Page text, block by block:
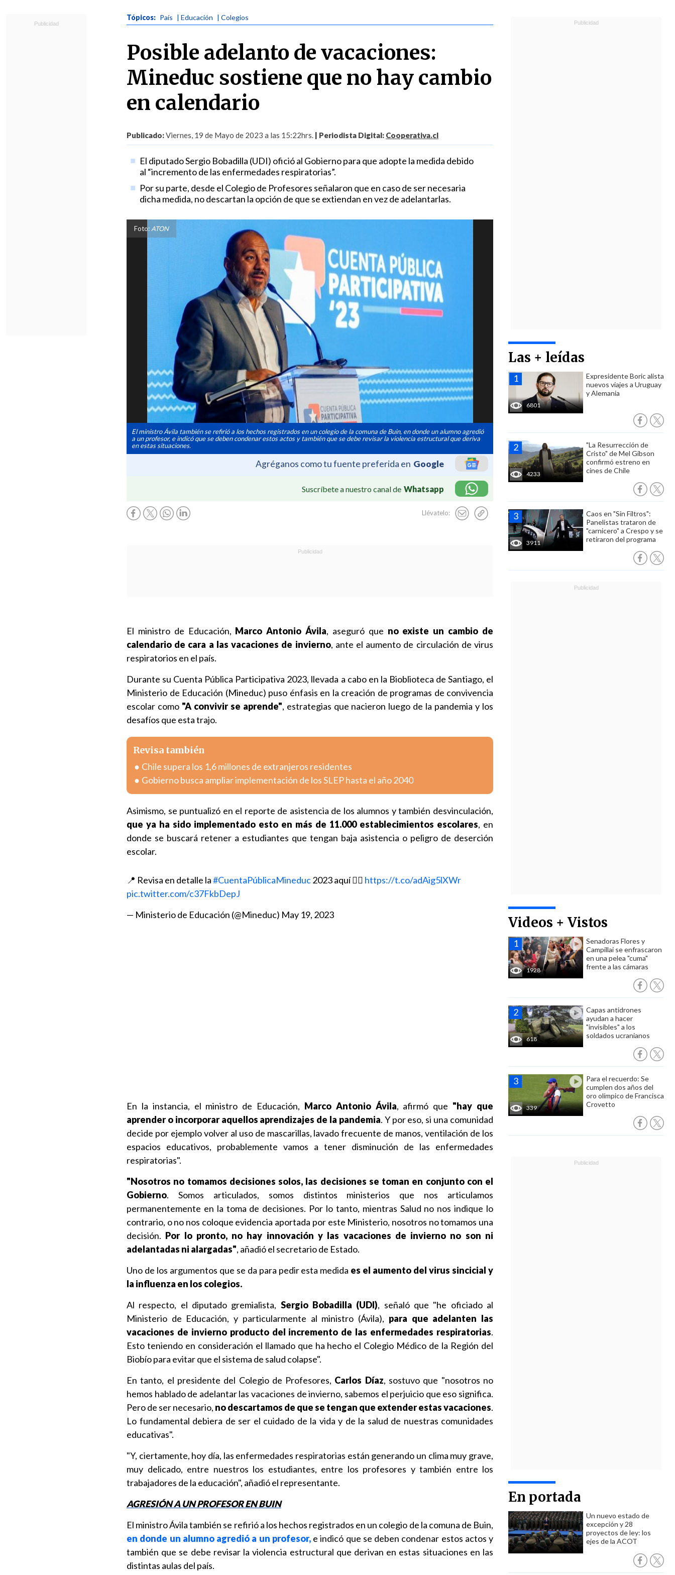
Tópicos: País | Educación | Colegios
Posible adelanto de vacaciones:
Mineduc sostiene que no hay cambio
en calendario
Publicado:Viernes, 19 de Mayo de 2023 a las 15:22hrs. | Periodista Digital: Cooperativa.cl
El diputado Sergio Bobadilla (UDI) ofició al Gobierno para que adopte la medida debido
al “incremento de las enfermedades respiratorias”.
Por su parte, desde el Colegio de Profesores señalaron que en caso de ser necesaria
dicha medida, no descartan la opción de que se extiendan en vez de adelantarlas.
Foto: ATON
El ministro Ávila también se refirió a los hechos registrados en un colegio de la comuna de Buin, en donde un alumno agredió
a un profesor, e indicó que se deben condenar estos actos y también que se debe revisar la violencia estructural que deriva
en estas situaciones.
Agréganos como tu fuente preferida en Google
Suscríbete a nuestro canal de Whatsapp
Llévatelo:
Las + leídas
6801
Expresidente Boric alista
nuevos viajes a Uruguay
y Alemania
4233
"La Resurrección de
Cristo" de Mel Gibson
confirmó estreno en
cines de Chile
3911
Caos en "Sin Filtros":
Panelistas trataron de
"carnicero" a Crespo y se
retiraron del programa
Videos + Vistos
1928
Senadoras Flores y
Campillai se enfrascaron
en una pelea "cuma"
frente a las cámaras
618
Capas antidrones
ayudan a hacer
"invisibles" a los
soldados ucranianos
339
Para el recuerdo: Se
cumplen dos años del
oro olímpico de Francisca
Crovetto
En portada
Un nuevo estado de
excepción y 28
proyectos de ley: los
ejes de la ACOT
El ministro de Educación, Marco Antonio Ávila, aseguró que no existe un cambio de
calendario de cara a las vacaciones de invierno, ante el aumento de circulación de virus
respiratorios en el país.
Durante su Cuenta Pública Participativa 2023, llevada a cabo en la Bioblioteca de Santiago, el
Ministerio de Educación (Mineduc) puso énfasis en la creación de programas de convivencia
escolar como "A convivir se aprende", estrategias que nacieron luego de la pandemia y los
desafíos que esta trajo.
Revisa también
Chile supera los 1,6 millones de extranjeros residentes
Gobierno busca ampliar implementación de los SLEP hasta el año 2040
Asimismo, se puntualizó en el reporte de asistencia de los alumnos y también desvinculación,
que ya ha sido implementado esto en más de 11.000 establecimientos escolares, en
donde se buscará retener a estudiantes que tengan baja asistencia o peligro de deserción
escolar.
📍 Revisa en detalle la#CuentaPúblicaMineduc2023 aquí 👉🏼 https://t.co/adAig5lXWr
pic.twitter.com/c37FkbDepJ
— Ministerio de Educación (@Mineduc) May 19, 2023
En la instancia, el ministro de Educación, Marco Antonio Ávila, afirmó que "hay que
aprender o incorporar aquellos aprendizajes de la pandemia. Y por eso, si una comunidad
decide por ejemplo volver al uso de mascarillas, lavado frecuente de manos, ventilación de los
espacios educativos, probablemente vamos a tener disminución de las enfermedades
respiratorias".
"Nosotros no tomamos decisiones solos, las decisiones se toman en conjunto con el
Gobierno. Somos articulados, somos distintos ministerios que nos articulamos
permanentemente en la toma de decisiones. Por lo tanto, mientras Salud no nos indique lo
contrario, o no nos coloque evidencia aportada por este Ministerio, nosotros no tomamos una
decisión. Por lo pronto, no hay innovación y las vacaciones de invierno no son ni
adelantadas ni alargadas", añadió el secretario de Estado.
Uno de los argumentos que se da para pedir esta medida es el aumento del virus sincicial y
la influenza en los colegios.
Al respecto, el diputado gremialista, Sergio Bobadilla (UDI), señaló que "he oficiado al
Ministerio de Educación, y particularmente al ministro (Ávila), para que adelanten las
vacaciones de invierno producto del incremento de las enfermedades respiratorias.
Esto teniendo en consideración el llamado que ha hecho el Colegio Médico de la Región del
Biobío para evitar que el sistema de salud colapse".
En tanto, el presidente del Colegio de Profesores, Carlos Díaz, sostuvo que "nosotros no
hemos hablado de adelantar las vacaciones de invierno, sabemos el perjuicio que eso significa.
Pero de ser necesario, no descartamos de que se tengan que extender estas vacaciones.
Lo fundamental debiera de ser el cuidado de la vida y de la salud de nuestras comunidades
educativas".
"Y, ciertamente, hoy día, las enfermedades respiratorias están generando un clima muy grave,
muy delicado, entre nuestros los estudiantes, entre los profesores y también entre los
trabajadores de la educación", añadió el representante.
AGRESIÓN A UN PROFESOR EN BUIN
El ministro Ávila también se refirió a los hechos registrados en un colegio de la comuna de Buin,
en donde un alumno agredió a un profesor,e indicó que se deben condenar estos actos y
también que se debe revisar la violencia estructural que derivan en estas situaciones en las
distintas aulas del país.